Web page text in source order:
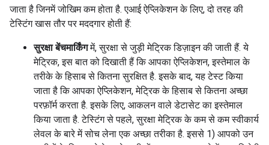
जाता है जिनमें जोखिम कम होता है. एआई ऐप्लिकेशन के लिए, दो तरह की
टेस्टिंग खास तौर पर मददगार होती हैं:
सुरक्षा बेंचमार्किंगमें, सुरक्षा से जुड़ी मेट्रिक डिज़ाइन की जाती हैं. ये
मेट्रिक, इस बात को दिखाती हैं कि आपका ऐप्लिकेशन, इस्तेमाल के
तरीके के हिसाब से कितना सुरक्षित है. इसके बाद, यह टेस्ट किया
जाता है कि आपका ऐप्लिकेशन, मेट्रिक के हिसाब से कितना अच्छा
परफ़ॉर्म करता है. इसके लिए, आकलन वाले डेटासेट का इस्तेमाल
किया जाता है. टेस्टिंग से पहले, सुरक्षा मेट्रिक के कम से कम स्वीकार्य
लेवल के बारे में सोच लेना एक अच्छा तरीका है. इससे 1) आपको उन